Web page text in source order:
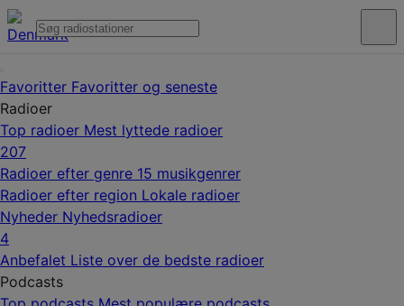
Favoritter Favoritter og seneste
Radioer
Top radioer Mest lyttede radioer
207
Radioer efter genre 15 musikgenrer
Radioer efter region Lokale radioer
Nyheder Nyhedsradioer
4
Anbefalet Liste over de bedste radioer
Podcasts